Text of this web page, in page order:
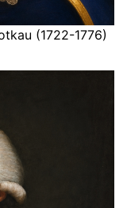
(1722-1776)